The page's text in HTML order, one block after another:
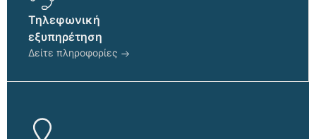
Τηλεφωνική
εξυπηρέτηση
Δείτε πληροφορίες